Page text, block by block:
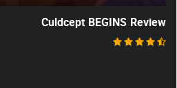
Culdcept BEGINS Review